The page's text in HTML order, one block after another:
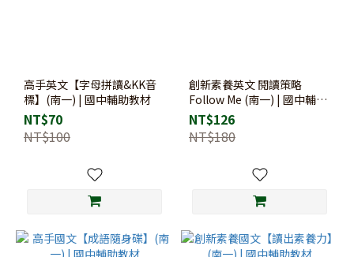
高手英文【字母拼讀&KK音
標】(南一) | 國中輔助教材
NT$70
NT$100
創新素養英文 閱讀策略
Follow Me (南一) | 國中輔助
教材
NT$126
NT$180